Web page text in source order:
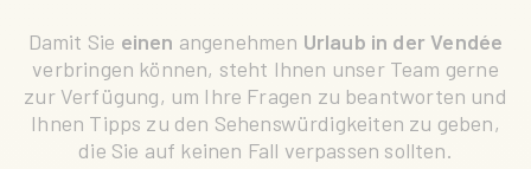
Damit Sie einen angenehmen Urlaub in der Vendée
verbringen können, steht Ihnen unser Team gerne
zur Verfügung, um Ihre Fragen zu beantworten und
Ihnen Tipps zu den Sehenswürdigkeiten zu geben,
die Sie auf keinen Fall verpassen sollten.